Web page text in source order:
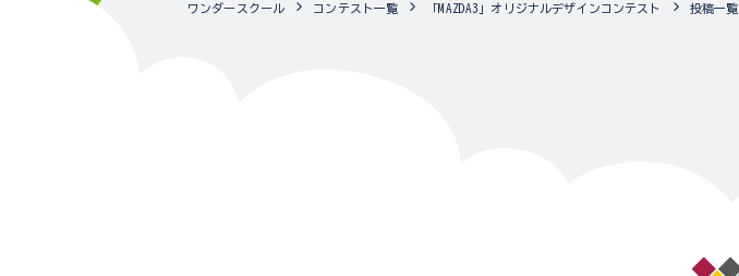
ワンダースクール コンテスト一覧 「MAZDA3」オリジナルデザインコンテスト 投稿一覧